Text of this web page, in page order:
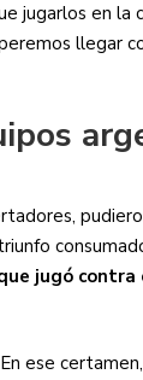
jugarlos en la
llegar
jugó
ese